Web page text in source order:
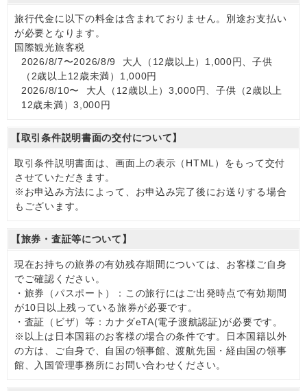
旅行代金に以下の料金は含まれておりません。別途お支払い
が必要となります。
国際観光旅客税
2026/8/7〜2026/8/9 大人（12歳以上）1,000円、子供
（2歳以上12歳未満）1,000円
2026/8/10〜 大人（12歳以上）3,000円、子供（2歳以上
12歳未満）3,000円
【取引条件説明書面の交付について】
取引条件説明書面は、画面上の表示（HTML）をもって交付
させていただきます。
※お申込み方法によって、お申込み完了後にお送りする場合
もございます。
【旅券・査証等について】
現在お持ちの旅券の有効残存期間については、お客様ご自身
でご確認ください。
・旅券（パスポート）：この旅行にはご出発時点で有効期間
が10日以上残っている旅券が必要です。
・査証（ビザ）等：カナダeTA(電子渡航認証)が必要です。
※以上は日本国籍のお客様の場合の条件です。日本国籍以外
の方は、ご自身で、自国の領事館、渡航先国・経由国の領事
館、入国管理事務所にお問い合わせください。